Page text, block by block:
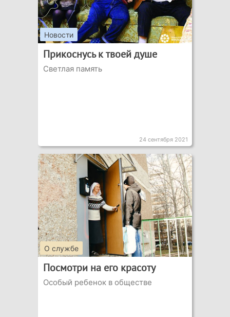
Новости
Прикоснусь к твоей душе
Светлая память
24 сентября 2021
О службе
Посмотри на его красоту
Особый ребенок в обществе